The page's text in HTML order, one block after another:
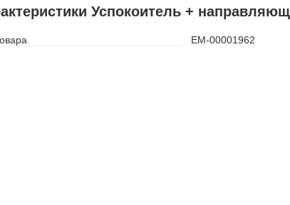
Успокоитель +
ЕМ-00001962